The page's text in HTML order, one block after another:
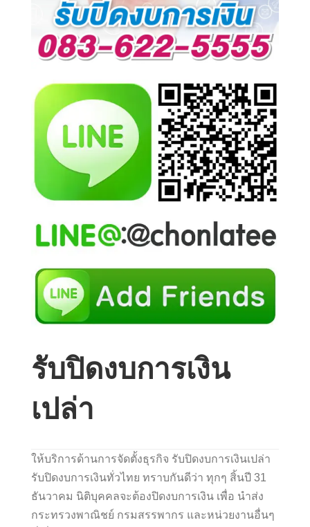
รับปิดงบการเงิน
เปล่า
ให้บริการด้านการจัดตั้งธุรกิจ รับปิดงบการเงินเปล่า
รับปิดงบการเงินทั่วไทย ทราบกันดีว่า ทุกๆ สิ้นปี 31
ธันวาคม นิติบุคคลจะต้องปิดงบการเงิน เพื่อ นำส่ง
กระทรวงพาณิชย์ กรมสรรพากร และหน่วยงานอื่นๆ